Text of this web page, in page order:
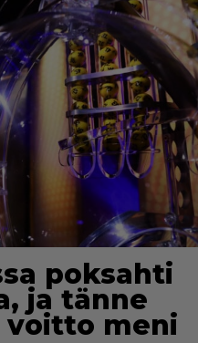
poksahti
ja tänne
voitto meni